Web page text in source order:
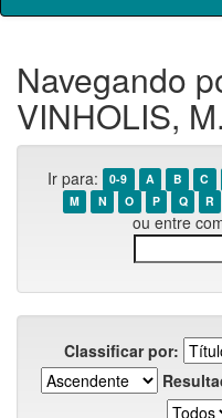
Navegando
VINHOLIS,
Ir para: 0-9 A B C
M
N O P Q R
ou entre
Classificar por: